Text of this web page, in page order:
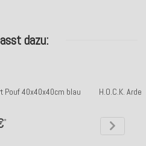
dazu:
Pouf 40x40x40cm blau
*
H.O.C.K.